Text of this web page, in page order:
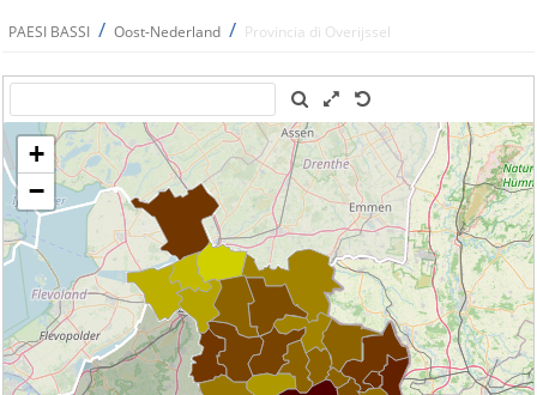
PAESI BASSI / Oost-Nederland / Provincia di Overijssel